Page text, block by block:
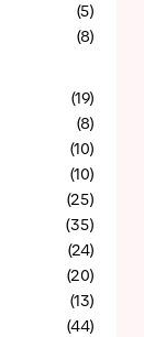
(23)
(11)
(5)
(8)
(19)
(8)
(10)
(10)
(25)
(35)
(24)
(20)
(13)
(44)